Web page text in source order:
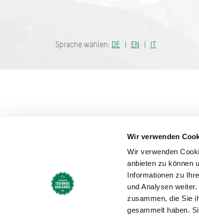
Wir verwenden
Wir verwenden
anbieten zu können
Informationen zu
und Analysen
zusammen, die Sie
gesammelt haben.
Sprache wählen: DE EN IT